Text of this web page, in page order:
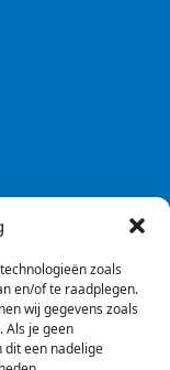
zoals
en/of te raadplegen.
wij gegevens zoals
Als je geen
een nadelige